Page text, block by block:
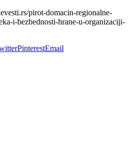
pirot-domacin-regionalne-
i-bezbednosti-hrane-u-organizaciji-
PinterestEmail